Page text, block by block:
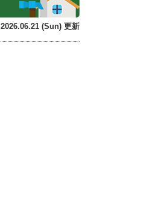
2026.06.21 (Sun) 更新